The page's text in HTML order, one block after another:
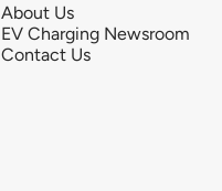
About Us
EV Charging Newsroom
Contact Us